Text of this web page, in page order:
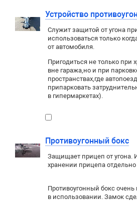
Устройство
Служит защитой от угона
использоваться только
от автомобиля.
Пригодиться не только при
вне гаража,но и при
пространствах,где
припарковать
в гипермаркетах).
Противоугонный бокс
Защищает прицеп от угона.
хранении прицепа
Противоугонный бокс очень
в использовании. Замок